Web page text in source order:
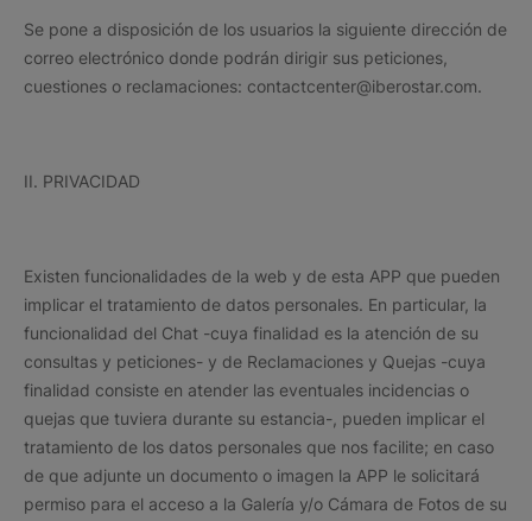
Se pone a disposición de los usuarios la siguiente dirección de
correo electrónico donde podrán dirigir sus peticiones,
cuestiones o reclamaciones: contactcenter@iberostar.com.
II. PRIVACIDAD
Existen funcionalidades de la web y de esta APP que pueden
implicar el tratamiento de datos personales. En particular, la
funcionalidad del Chat -cuya finalidad es la atención de su
consultas y peticiones- y de Reclamaciones y Quejas -cuya
finalidad consiste en atender las eventuales incidencias o
quejas que tuviera durante su estancia-, pueden implicar el
tratamiento de los datos personales que nos facilite; en caso
de que adjunte un documento o imagen la APP le solicitará
permiso para el acceso a la Galería y/o Cámara de Fotos de su